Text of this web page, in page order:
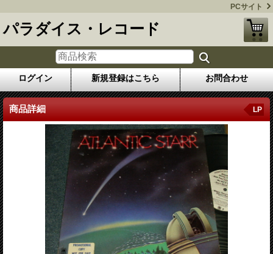
PCサイト
パラダイス・レコード
ログイン 新規登録はこちら お問合わせ
商品詳細 LP